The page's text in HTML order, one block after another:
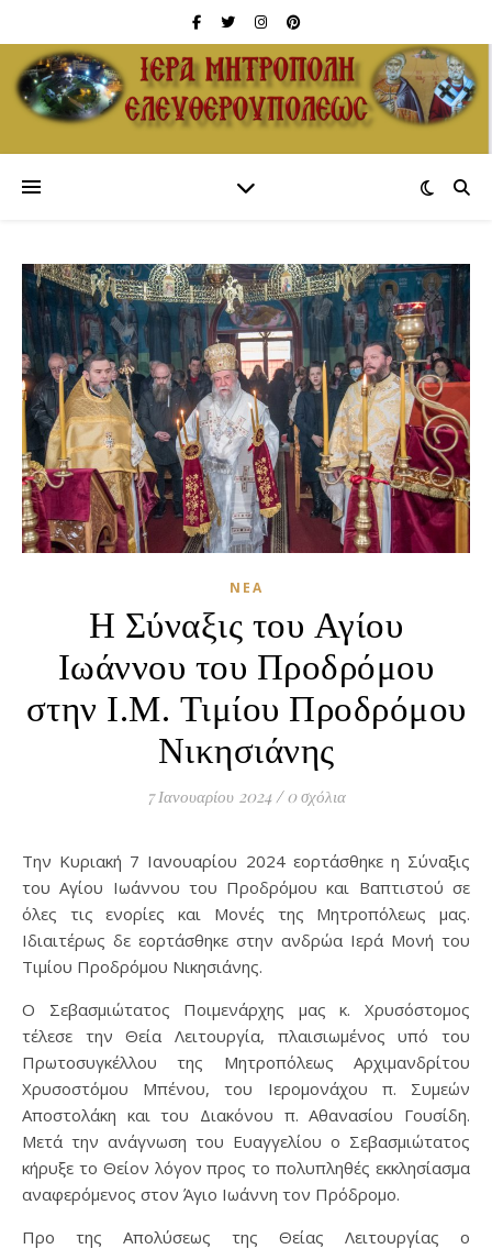
ΝΈΑ
Η Σύναξις του Αγίου
Ιωάννου του Προδρόμου
στην Ι.Μ. Τιμίου Προδρόμου
Νικησιάνης
7 Ιανουαρίου 2024 / 0 σχόλια
Την Κυριακή 7 Ιανουαρίου 2024 εορτάσθηκε η Σύναξις
του Αγίου Ιωάννου του Προδρόμου και Βαπτιστού σε
όλες τις ενορίες και Μονές της Μητροπόλεως μας.
Ιδιαιτέρως δε εορτάσθηκε στην ανδρώα Ιερά Μονή του
Τιμίου Προδρόμου Νικησιάνης.
Ο Σεβασμιώτατος Ποιμενάρχης μας κ. Χρυσόστομος
τέλεσε την Θεία Λειτουργία, πλαισιωμένος υπό του
Πρωτοσυγκέλλου της Μητροπόλεως Αρχιμανδρίτου
Χρυσοστόμου Μπένου, του Ιερομονάχου π. Συμεών
Αποστολάκη και του Διακόνου π. Αθανασίου Γουσίδη.
Μετά την ανάγνωση του Ευαγγελίου ο Σεβασμιώτατος
κήρυξε το Θείον λόγον προς το πολυπληθές εκκλησίασμα
αναφερόμενος στον Άγιο Ιωάννη τον Πρόδρομο.
Προ της Απολύσεως της Θείας Λειτουργίας ο